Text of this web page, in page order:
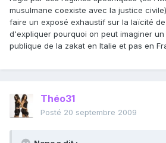
musulmane coexiste avec la justice
faire un exposé exhaustif sur la laïcité
d'expliquer pourquoi on peut imaginer
publique de la zakat en Italie et pas en
Théo31
Posté 20 septembre 2009